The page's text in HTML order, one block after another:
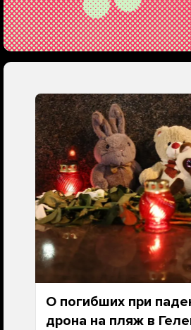
О погибших при
дрона на пляж в